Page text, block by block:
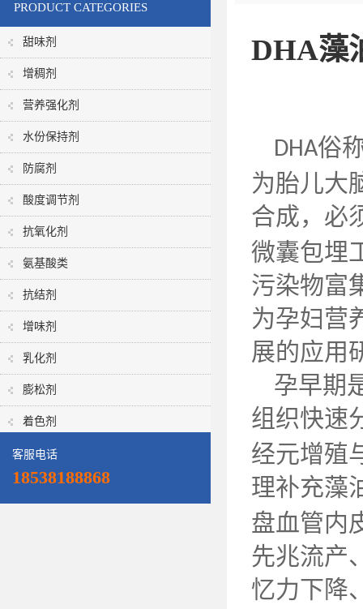
PRODUCT CATEGORIES
甜味剂
增稠剂
营养强化剂
水份保持剂
防腐剂
酸度调节剂
抗氧化剂
氨基酸类
抗结剂
增味剂
乳化剂
膨松剂
着色剂
客服电话
18538188868
DHA藻
DHA俗
为胎儿大
合成，必
微囊包埋
污染物富
为孕妇营
展的应用
孕早期
组织快速
经元增殖
理补充藻
盘血管内
先兆流产
忆力下降